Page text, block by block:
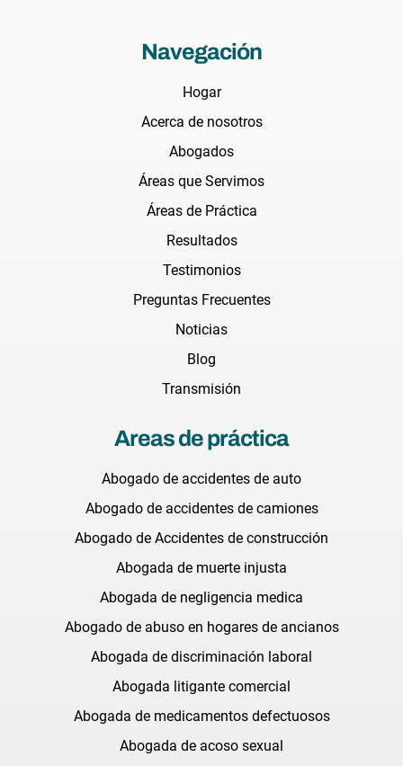
Navegación
Hogar
Acerca de nosotros
Abogados
Áreas que Servimos
Áreas de Práctica
Resultados
Testimonios
Preguntas Frecuentes
Noticias
Blog
Transmisión
Areas de práctica
Abogado de accidentes de auto
Abogado de accidentes de camiones
Abogado de Accidentes de construcción
Abogada de muerte injusta
Abogada de negligencia medica
Abogado de abuso en hogares de ancianos
Abogada de discriminación laboral
Abogada litigante comercial
Abogada de medicamentos defectuosos
Abogada de acoso sexual